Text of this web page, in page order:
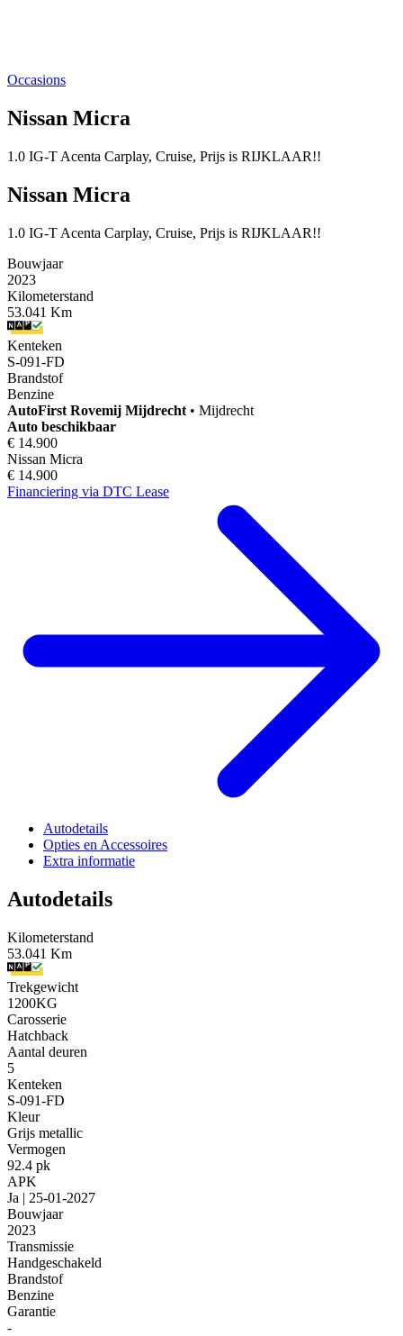
Occasions
Nissan Micra
1.0 IG-T Acenta Carplay, Cruise, Prijs is RIJKLAAR!!
Nissan Micra
1.0 IG-T Acenta Carplay, Cruise, Prijs is RIJKLAAR!!
Bouwjaar
2023
Kilometerstand
53.041 Km
Kenteken
S-091-FD
Brandstof
Benzine
AutoFirst Rovemij Mijdrecht • Mijdrecht
Auto beschikbaar
€ 14.900
Nissan Micra
€ 14.900
Financiering via DTC Lease
Autodetails
Opties en Accessoires
Extra informatie
Autodetails
Kilometerstand
53.041 Km
Trekgewicht
1200KG
Carosserie
Hatchback
Aantal deuren
5
Kenteken
S-091-FD
Kleur
Grijs metallic
Vermogen
92.4 pk
APK
Ja | 25-01-2027
Bouwjaar
2023
Transmissie
Handgeschakeld
Brandstof
Benzine
Garantie
-